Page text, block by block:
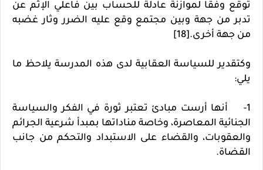
توقع وفقا لموازنة عادلة للحساب بين فاعلي الإثم عن
تدبر من جهة وبين مجتمع وقع عليه الضرر وثار غضبه
من جهة أخرى.[18]
وكتقدير للسياسة العقابية لدى هذه المدرسة يلاحظ ما
يلي:
1- أنها أرست مبادئ تعتبر ثورة في الفكر والسياسة
الجنائية المعاصرة، وخاصة مناداتها بمبدأ شرعية الجرائم
والعقوبات، والقضاء على الاستبداد والتحكم من جانب
القضاة.